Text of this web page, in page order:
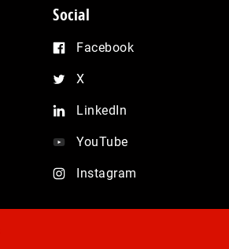
Social
Facebook
X
LinkedIn
YouTube
Instagram